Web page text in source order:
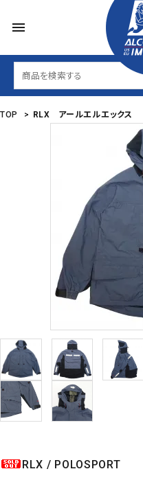
menu
TOP > RLX アールエルエックス
RLX / POLOSPORT